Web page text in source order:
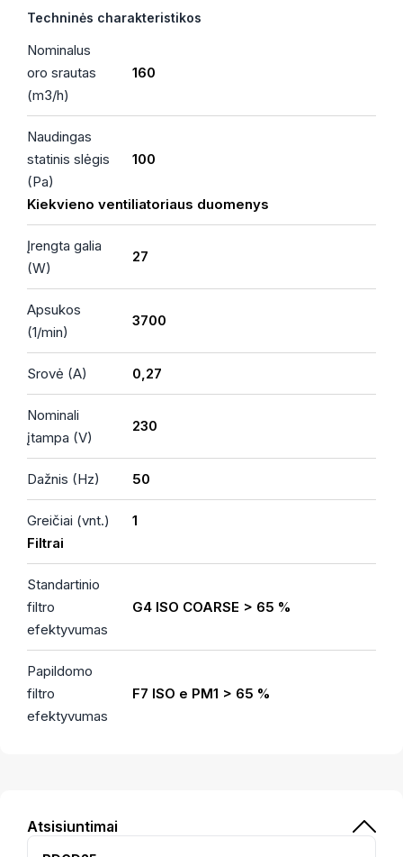
Techninės charakteristikos
Nominalus
oro srautas
(m3/h)
160
Naudingas
statinis slėgis
(Pa)
100
Kiekvieno ventiliatoriaus duomenys
Įrengta galia
(W)
27
Apsukos
(1/min)
3700
Srovė (A) 0,27
Nominali
įtampa (V)
230
Dažnis (Hz) 50
Greičiai (vnt.)
1
Filtrai
Standartinio
filtro
efektyvumas
G4 ISO COARSE > 65 %
Papildomo
filtro
efektyvumas
F7 ISO e PM1 > 65 %
Atsisiuntimai